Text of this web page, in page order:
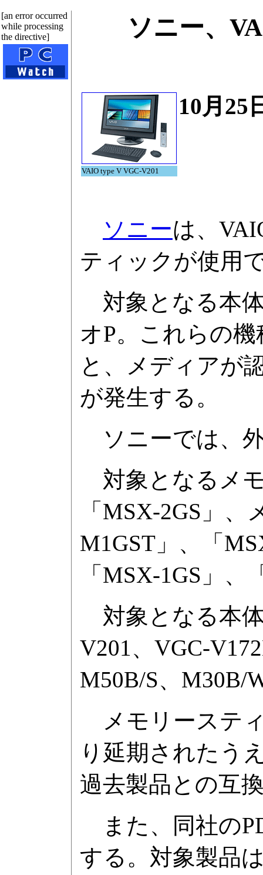
[an error occurred
while processing
the directive]
ソニー、
VAIO type V VGC-V201
10月25
ソニーは、
ティックが使用
対象となる本
オP。これらの
と、メディアが
が発生する。
ソニーでは、
対象となるメ
「MSX-2GS」
M1GST」、「
「MSX-1GS」
対象となる本体
V201、VGC-
M50B/S、M30B/
メモリースティ
り延期されたう
過去製品との互
また、同社の
する。対象製品